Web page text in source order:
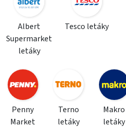
Albert
Supermarket
letáky
Tesco letáky
Penny
Market
Terno
letáky
Makro
letáky